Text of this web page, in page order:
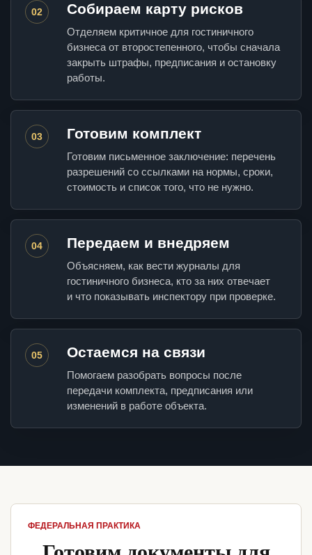
02 Собираем карту рисков
Отделяем критичное для гостиничного
бизнеса от второстепенного, чтобы сначала
закрыть штрафы, предписания и остановку
работы.
03 Готовим комплект
Готовим письменное заключение: перечень
разрешений со ссылками на нормы, сроки,
стоимость и список того, что не нужно.
04 Передаем и внедряем
Объясняем, как вести журналы для
гостиничного бизнеса, кто за них отвечает
и что показывать инспектору при проверке.
05 Остаемся на связи
Помогаем разобрать вопросы после
передачи комплекта, предписания или
изменений в работе объекта.
ФЕДЕРАЛЬНАЯ ПРАКТИКА